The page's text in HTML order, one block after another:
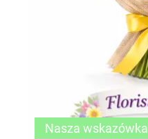
Nasza wskazówka